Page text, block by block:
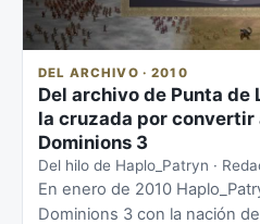
DEL ARCHIVO · 2010
Del archivo de Punta de
la cruzada por convertir
Dominions 3
Del hilo de Haplo_Patryn ·
En enero de 2010
Dominions 3 con la nación